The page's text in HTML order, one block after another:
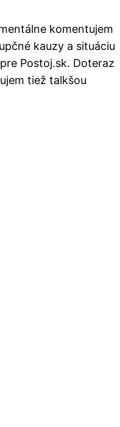
komentujem
kauzy a situáciu
Postoj.sk. Doteraz
tiež talkšou